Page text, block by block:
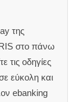
της
στο πάνω
τις οδηγίες
εύκολη και
ebanking